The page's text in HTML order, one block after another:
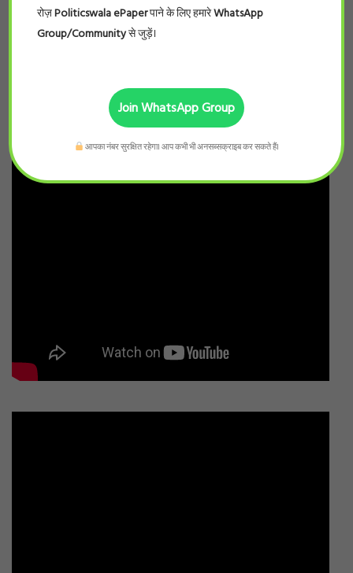
रोज़Politicswala ePaperपाने के लिए हमारेWhatsApp
Group/Communityसे जुड़ें।
Join WhatsApp Group
आपका नंबर सुरक्षित रहेगा। आप कभी भी अनसब्सक्राइब कर सकते हैं।